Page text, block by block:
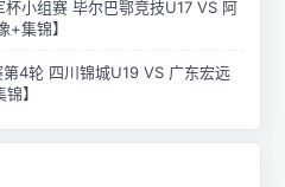
小组赛 毕尔巴鄂竞技U17 VS 阿
+集锦】
4轮 四川锦城U19 VS 广东宏远
】